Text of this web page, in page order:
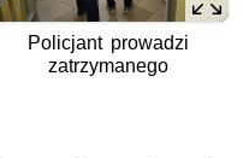
Policjant prowadzi
zatrzymanego